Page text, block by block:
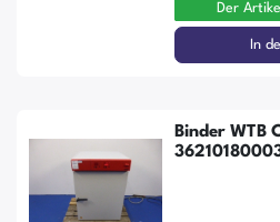
Der
In
Binder WTB